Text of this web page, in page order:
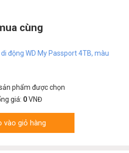
cùng
động WD My Passport 4TB, màu
phẩm được chọn
giá: 0VNĐ
vào giỏ hàng